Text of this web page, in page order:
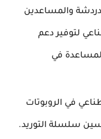
والمساعدين
لتوفير دعم
في
في الروبوتات
سلسلة التوريد.